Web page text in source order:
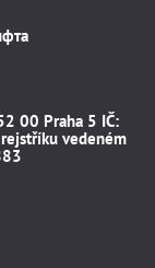
00 Praha 5 IČ:
vedeném